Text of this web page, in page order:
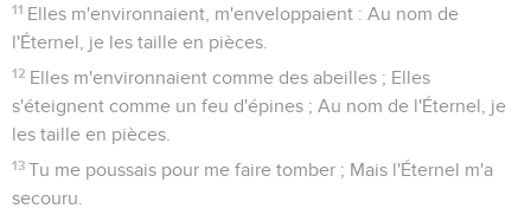
11 Elles m'environnaient, m'enveloppaient : Au nom de
l'Éternel, je les taille en pièces.
12 Elles m'environnaient comme des abeilles ; Elles
s'éteignent comme un feu d'épines ; Au nom de l'Éternel, je
les taille en pièces.
13 Tu me poussais pour me faire tomber ; Mais l'Éternel m'a
secouru.